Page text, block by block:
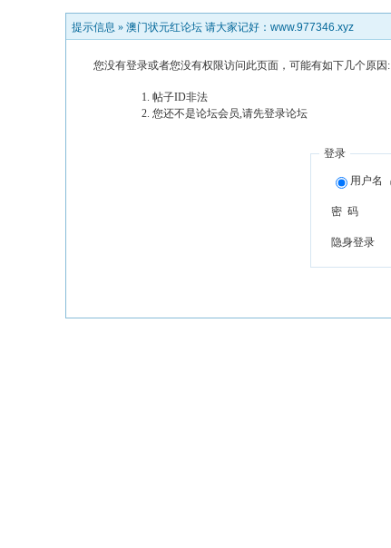
提示信息 » 澳门状元红论坛 请大家记好：www.977346.xyz
您没有登录或者您没有权限访问此页面，可能有如下几个原因:
帖子ID非法
您还不是论坛会员,请先登录论坛
登录
用户名
密 码
隐身登录